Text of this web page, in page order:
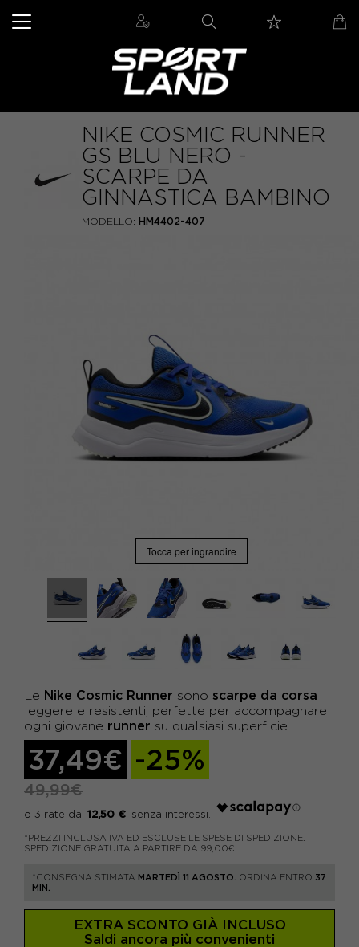
NIKE COSMIC RUNNER
GS BLU NERO -
SCARPE DA
GINNASTICA BAMBINO
MODELLO: HM4402-407
Tocca per ingrandire
Le Nike Cosmic Runner sono scarpe da corsa
leggere e resistenti, perfette per accompagnare
ogni giovane runner su qualsiasi superficie.
37,49€ -25%
49,99€
12,50 €
*PREZZI INCLUSA IVA ED ESCLUSE LE SPESE DI SPEDIZIONE.
SPEDIZIONE GRATUITA A PARTIRE DA 99,00€
*CONSEGNA STIMATA MARTEDÌ 11 AGOSTO. ORDINA ENTRO 37
MIN.
EXTRA SCONTO GIÀ INCLUSO
Saldi ancora più convenienti